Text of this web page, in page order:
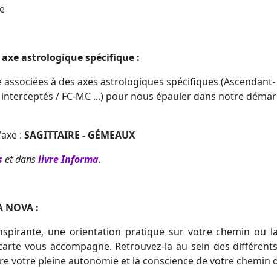
astrologique spécifique :
à des axes astrologiques spécifiques (Ascendant-
/ FC-MC ...) pour nous épauler dans notre
: SAGITTAIRE - GÉMEAUX
et danslivre Informa.
NOVA :
une orientation pratique sur votre chemin ou
vous accompagne. Retrouvez-la au sein des
votre pleine autonomie et la conscience de votre chemin